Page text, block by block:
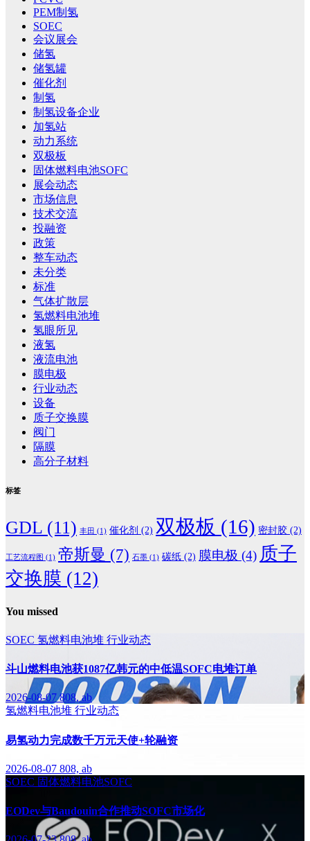
PEM制氢
SOEC
会议展会
储氢
储氢罐
催化剂
制氢
制氢设备企业
加氢站
动力系统
双极板
固体燃料电池SOFC
展会动态
市场信息
技术交流
投融资
政策
整车动态
未分类
标准
气体扩散层
氢燃料电池堆
氢眼所见
液氢
液流电池
膜电极
行业动态
设备
质子交换膜
阀门
隔膜
高分子材料
标签
GDL (11) 丰田 (1) 催化剂 (2) 双极板 (16) 密封胶 (2)
工艺流程图 (1) 帝斯曼 (7) 石墨 (1) 碳纸 (2) 膜电极 (4) 质子
交换膜 (12)
You missed
SOEC 氢燃料电池堆 行业动态
斗山燃料电池获1087亿韩元的中低温SOFC电堆订单
2026-08-07808, ab
氢燃料电池堆 行业动态
易氢动力完成数千万元天使+轮融资
2026-08-07 808, ab
SOEC 固体燃料电池SOFC
EODev与Baudouin合作推动SOFC市场化